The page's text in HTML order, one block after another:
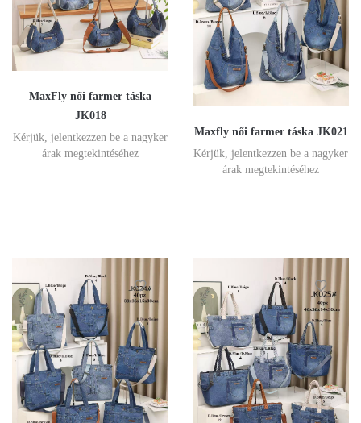
MaxFly női farmer táska
JK018
Kérjük, jelentkezzen be a nagyker
árak megtekintéséhez
Maxfly női farmer táska JK021
Kérjük, jelentkezzen be a nagyker
árak megtekintéséhez